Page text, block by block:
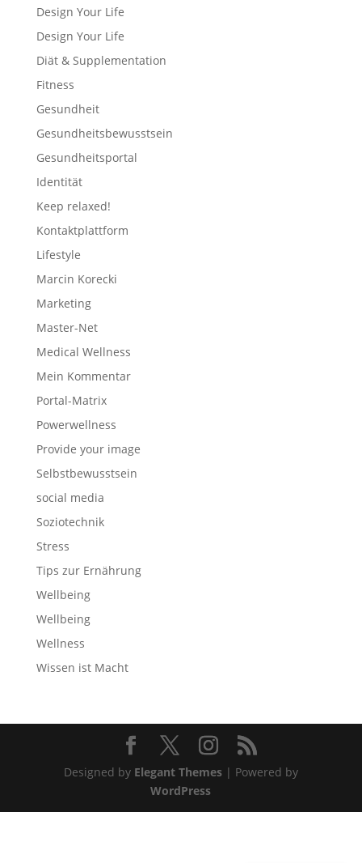
Design Your Life
Design Your Life
Diät & Supplementation
Fitness
Gesundheit
Gesundheitsbewusstsein
Gesundheitsportal
Identität
Keep relaxed!
Kontaktplattform
Lifestyle
Marcin Korecki
Marketing
Master-Net
Medical Wellness
Mein Kommentar
Portal-Matrix
Powerwellness
Provide your image
Selbstbewusstsein
social media
Soziotechnik
Stress
Tips zur Ernährung
Wellbeing
Wellbeing
Wellness
Wissen ist Macht
Designed by Elegant Themes| Powered by
WordPress